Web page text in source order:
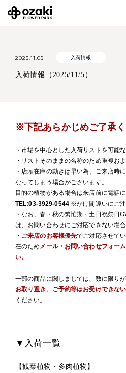
2025.11.05 入荷情報
入荷情報（2025/11/5）
※下記あらかじめご了承く
・市場を中心とした入荷リストを可能
・リストそのままの名称のため重複お
・店頭在庫の動きは早い為、ご来店時
なってしまう場合がございます。
目的の植物がある場合は来店前に電話
TEL:03-3929-0544※かけ間違いにご
・なお、春・秋の繁忙期・土日祝祭日
は、お問い合わせにご対応できない場合
・ ご来店のお客様優先でご対応させて
在のため メール・お問い合わせフォー
い。
一部の商品に関しましては、数に限り
お取り置き、ご予約等はお受けできな
ください。
▼入荷一覧
【観葉植物・多肉植物】